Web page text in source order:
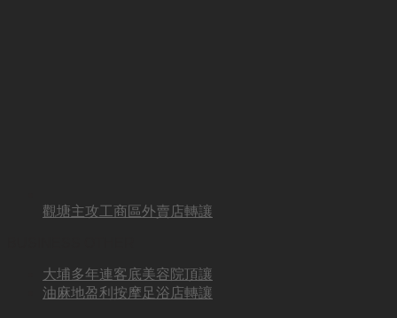
觀塘主攻工商區外賣店轉讓
大埔多年連客底美容院頂讓
油麻地盈利按摩足浴店轉讓